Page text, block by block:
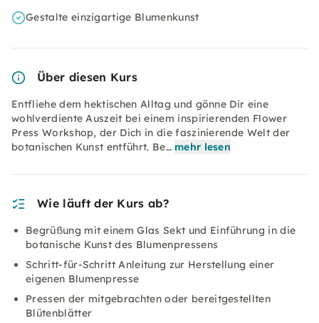
Gestalte einzigartige Blumenkunst
Über diesen Kurs
Entfliehe dem hektischen Alltag und gönne Dir eine
wohlverdiente Auszeit bei einem inspirierenden Flower
Press Workshop, der Dich in die faszinierende Welt der
botanischen Kunst entführt. Be… mehr lesen
Wie läuft der Kurs ab?
Begrüßung mit einem Glas Sekt und Einführung in die
botanische Kunst des Blumenpressens
Schritt-für-Schritt Anleitung zur Herstellung einer
eigenen Blumenpresse
Pressen der mitgebrachten oder bereitgestellten
Blütenblätter